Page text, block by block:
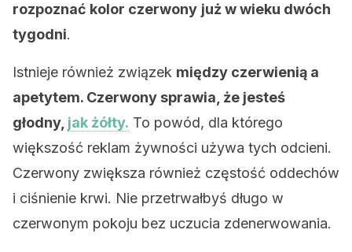
rozpoznać kolor czerwony już w wieku dwóch
tygodni.
Istnieje również związek między czerwienią a
apetytem. Czerwony sprawia, że jesteś
głodny, jak żółty. To powód, dla którego
większość reklam żywności używa tych odcieni.
Czerwony zwiększa również częstość oddechów
i ciśnienie krwi. Nie przetrwałbyś długo w
czerwonym pokoju bez uczucia zdenerwowania.